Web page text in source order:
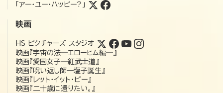
「アー・ユー・ハッピー?」
映画
HS ピクチャーズ スタジオ
映画『宇宙の法―エローヒム編―』
映画『愛国女子―紅武士道』
映画『呪い返し師—塩子誕生』
映画『レット・イット・ビー』
映画『二十歳に還りたい。』